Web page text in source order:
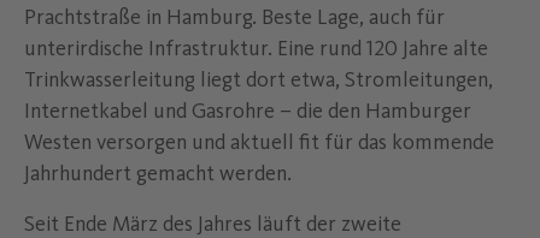
Prachtstraße in Hamburg. Beste Lage, auch für
unterirdische Infrastruktur. Eine rund 120 Jahre alte
Trinkwasserleitung liegt dort etwa, Stromleitungen,
Internetkabel und Gasrohre – die den Hamburger
Westen versorgen und aktuell fit für das kommende
Jahrhundert gemacht werden.
Seit Ende März des Jahres läuft der zweite